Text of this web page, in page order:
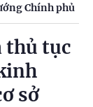
Chính phủ
thủ tục
sở